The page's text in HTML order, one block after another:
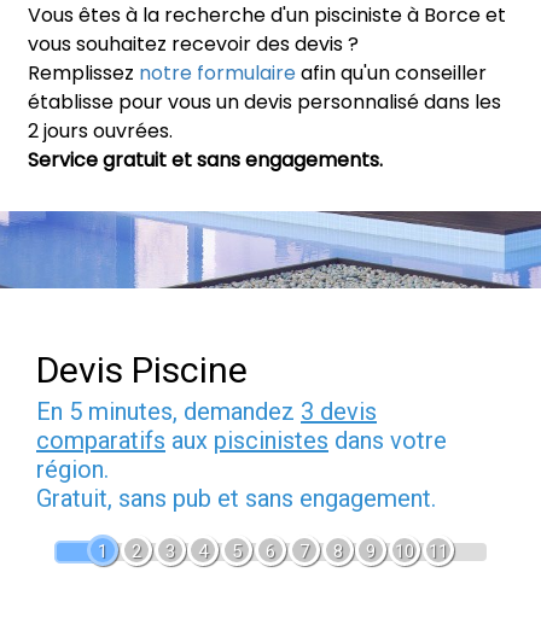
Vous êtes à la recherche d'un pisciniste à Borce et
vous souhaitez recevoir des devis ?
Remplissez notre formulaireafin qu'un conseiller
établisse pour vous un devis personnalisé dans les
2 jours ouvrées.
Service gratuit et sans engagements.
Devis Piscine
En 5 minutes, demandez 3 devis
comparatifs aux piscinistes dans votre
région.
Gratuit, sans pub et sans engagement.
1 2 3 4 5 6 7 8 9 10 11